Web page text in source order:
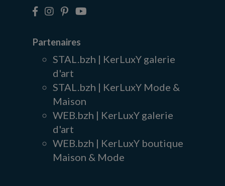
Partenaires
STAL.bzh | KerLuxY galerie
d'art
STAL.bzh | KerLuxY Mode &
Maison
WEB.bzh | KerLuxY galerie
d'art
WEB.bzh | KerLuxY boutique
Maison & Mode